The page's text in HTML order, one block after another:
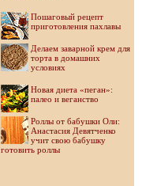
Пошаговый рецепт
приготовления пахлавы
Делаем заварной крем для
торта в домашних
условиях
Новая диета «пеган»:
палео и веганство
Роллы от бабушки Оли:
Анастасия Девятченко
учит свою бабушку
готовить роллы